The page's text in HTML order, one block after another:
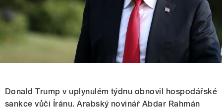
Donald Trump v uplynulém týdnu obnovil hospodářské
sankce vůči Íránu. Arabský novinář Abdar Rahmán